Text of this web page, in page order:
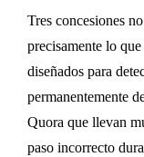
Tres concesiones
precisamente lo
diseñados para
permanentemente
Quora que llevan
paso incorrecto